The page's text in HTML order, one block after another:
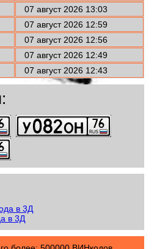
07 август 2026 13:03
07 август 2026 12:59
07 август 2026 12:56
07 август 2026 12:49
07 август 2026 12:43